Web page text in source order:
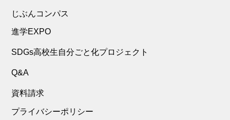
じぶんコンパス
進学EXPO
SDGs高校生自分ごと化プロジェクト
Q&A
資料請求
プライバシーポリシー